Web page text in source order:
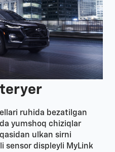
ruhida bezatilgan
yumshoq chiziqlar
ulkan sirni
sensor displeyli MyLink